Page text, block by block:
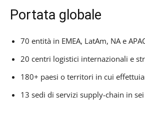
Portata globale
70 entità in EMEA, LatAm, NA e
20 centri logistici internazionali e
180+ paesi o territori in cui
13 sedi di servizi supply-chain in